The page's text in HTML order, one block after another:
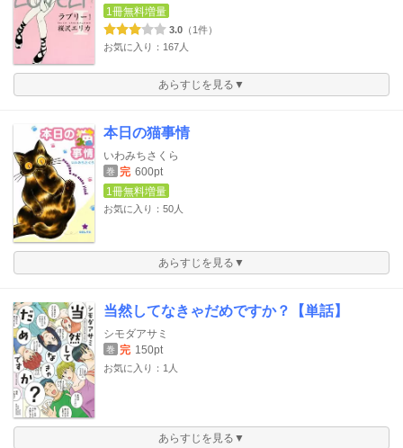
1冊無料増量
3.0 （1件）
お気に入り：167人
あらすじを見る▼
本日の猫事情
いわみちさくら
巻 完 600pt
1冊無料増量
お気に入り：50人
あらすじを見る▼
当然してなきゃだめですか？【単話】
シモダアサミ
巻 完 150pt
お気に入り：1人
あらすじを見る▼